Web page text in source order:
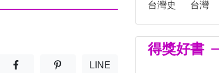
分享至facebook(另開新視窗)
分享至噗浪(另開新視窗)
LINE
台灣史 台灣
得獎好書